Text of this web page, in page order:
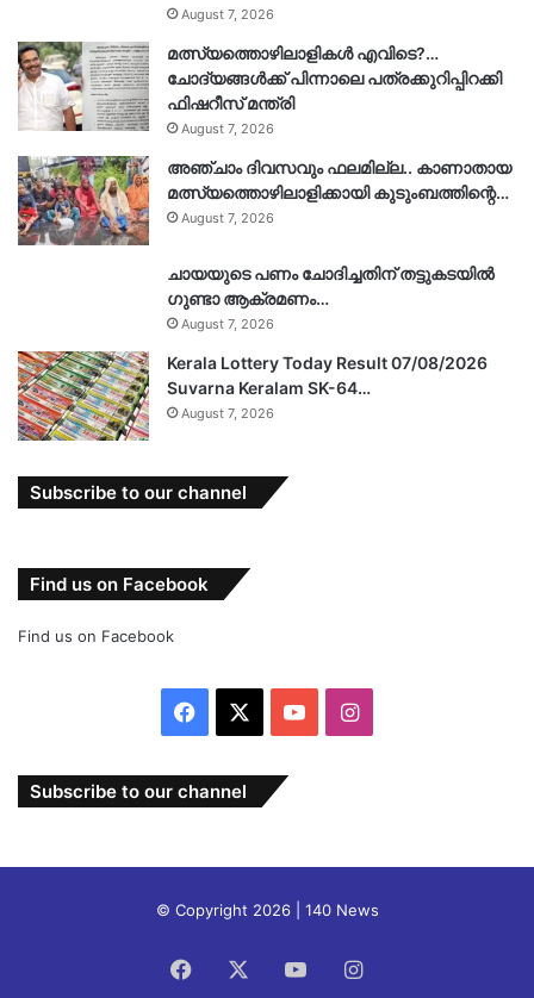
August 7, 2026
മത്സ്യത്തൊഴിലാളികൾ എവിടെ?…
ചോദ്യങ്ങൾക്ക് പിന്നാലെ പത്രക്കുറിപ്പിറക്കി
ഫിഷറീസ് മന്ത്രി
August 7, 2026
അഞ്ചാം ദിവസവും ഫലമില്ല.. കാണാതായ
മത്സ്യത്തൊഴിലാളിക്കായി കുടുംബത്തിന്റെ…
August 7, 2026
ചായയുടെ പണം ചോദിച്ചതിന് തട്ടുകടയിൽ
ഗുണ്ടാ ആക്രമണം…
August 7, 2026
Kerala Lottery Today Result 07/08/2026
Suvarna Keralam SK-64…
August 7, 2026
Subscribe to our channel
Find us on Facebook
Find us on Facebook
Facebook YouTubeInstagram
Subscribe to our channel
© Copyright 2026 | 140 News
Facebook YouTubeInstagram